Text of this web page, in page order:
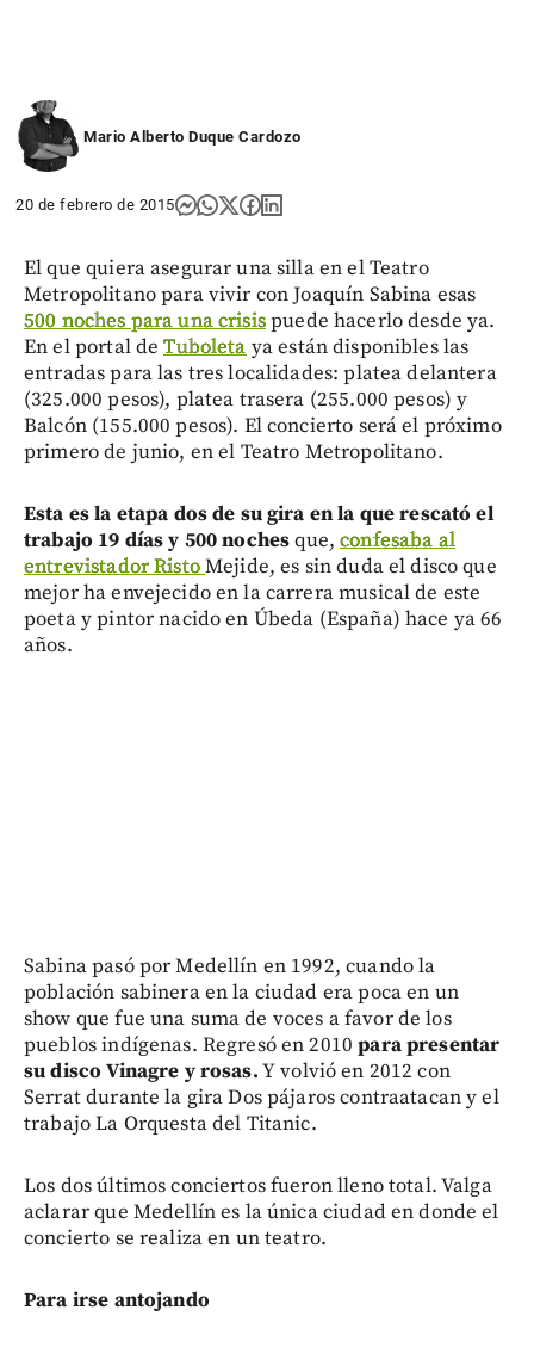
Mario Alberto Duque Cardozo
20 de febrero de 2015
El que quiera asegurar una silla en el Teatro
Metropolitano para vivir con Joaquín Sabina esas
500 noches para una crisispuede hacerlo desde ya.
En el portal deTuboleta ya están disponibles las
entradas para las tres localidades: platea delantera
(325.000 pesos), platea trasera (255.000 pesos) y
Balcón (155.000 pesos). El concierto será el próximo
primero de junio, en el Teatro Metropolitano.
Esta es la etapa dos de su gira en la que rescató el
trabajo 19 días y 500 nochesque,confesaba al
entrevistador RistoMejide, es sin duda el disco que
mejor ha envejecido en la carrera musical de este
poeta y pintor nacido en Úbeda (España) hace ya 66
años.
Sabina pasó por Medellín en 1992, cuando la
población sabinera en la ciudad era poca en un
show que fue una suma de voces a favor de los
pueblos indígenas. Regresó en 2010para presentar
su disco Vinagre y rosas.Y volvió en 2012 con
Serrat durante la gira Dos pájaros contraatacan y el
trabajo La Orquesta del Titanic.
Los dos últimos conciertos fueron lleno total. Valga
aclarar que Medellín es la única ciudad en donde el
concierto se realiza en un teatro.
Para irse antojando